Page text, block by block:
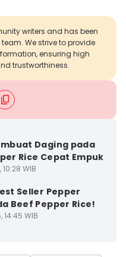
writers and has been
We strive to provide
ensuring high
trustworthiness.
Daging pada
Rice Cepat Empuk
WIB
Seller Pepper
Beef Pepper Rice!
14:45 WIB